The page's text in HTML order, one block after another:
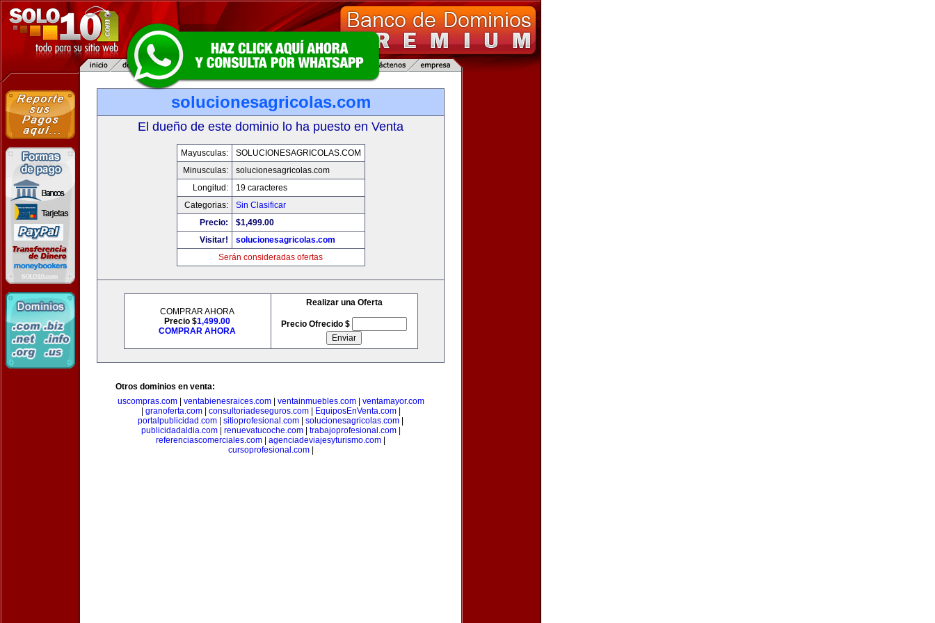
solucionesagricolas.com
El dueño de este dominio lo ha puesto en Venta
Mayusculas:
SOLUCIONESAGRICOLAS.COM
Minusculas:
solucionesagricolas.com
Longitud:
19 caracteres
Categorias:
Sin Clasificar
Precio:
$1,499.00
Visitar!
solucionesagricolas.com
Serán consideradas ofertas
COMPRAR AHORA
Precio $1,499.00
COMPRAR AHORA
Realizar una Oferta
Precio Ofrecido $
Otros dominios en venta:
uscompras.com| ventabienesraices.com| ventainmuebles.com| ventamayor.com
granoferta.com| consultoriadeseguros.com| EquiposEnVenta.com|
portalpublicidad.com
sitioprofesional.com solucionesagricolas.com
publicidadaldia.com| renuevatucoche.com| trabajoprofesional.com|
referenciascomerciales.com
agenciadeviajesyturismo.com
cursoprofesional.com|